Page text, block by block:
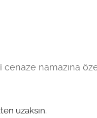
namazına
uzaksın.